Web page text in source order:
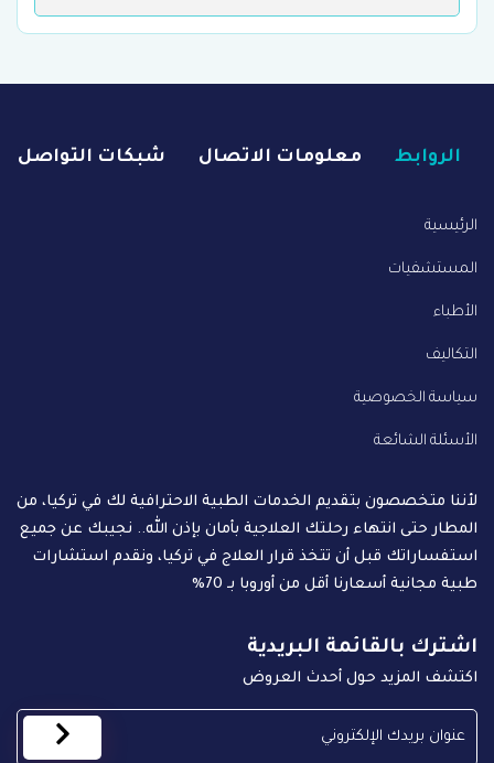
الروابط معلومات الاتصال شبكات التواصل
الرئيسية
المستشفيات
الأطباء
التكاليف
سياسة الخصوصية
الأسئلة الشائعة
لأننا متخصصون بتقديم الخدمات الطبية الاحترافية لك في تركيا، من
المطار حتى انتهاء رحلتك العلاجية بأمان بإذن الله.. نجيبك عن جميع
استفساراتك قبل أن تتخذ قرار العلاج في تركيا، ونقدم استشارات
طبية مجانية أسعارنا أقل من أوروبا بـ 70%
اشترك بالقائمة البريدية
اكتشف المزيد حول أحدث العروض